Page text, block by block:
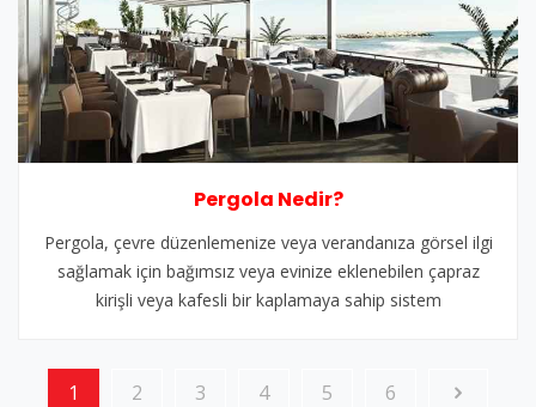
Pergola Nedir?
Pergola, çevre düzenlemenize veya verandanıza görsel ilgi
sağlamak için bağımsız veya evinize eklenebilen çapraz
kirişli veya kafesli bir kaplamaya sahip sistem
1 2 3 4 5 6